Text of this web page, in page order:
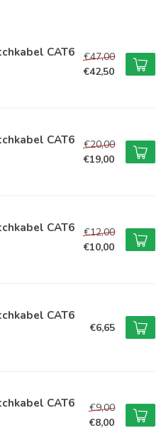
CAT6
€47,00
€42,50
CAT6
€20,00
€19,00
CAT6
€12,00
€10,00
CAT6
€6,65
CAT6
€9,00
€8,00